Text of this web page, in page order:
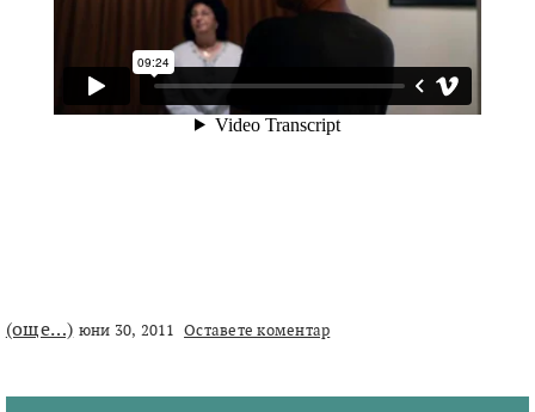
(още…) юни 30, 2011 Оставете коментар